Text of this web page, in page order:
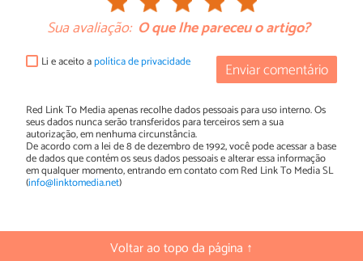
Sua avaliação: O que lhe pareceu o artigo?
Enviar comentário
Li e aceito apolítica de privacidade
Red Link To Media apenas recolhe dados pessoais para uso interno. Os
seus dados nunca serão transferidos para terceiros sem a sua
autorização, em nenhuma circunstância.
De acordo com a lei de 8 de dezembro de 1992, você pode acessar a base
de dados que contém os seus dados pessoais e alterar essa informação
em qualquer momento, entrando em contato com Red Link To Media SL
(info@linktomedia.net)
Voltar ao topo da página ↑